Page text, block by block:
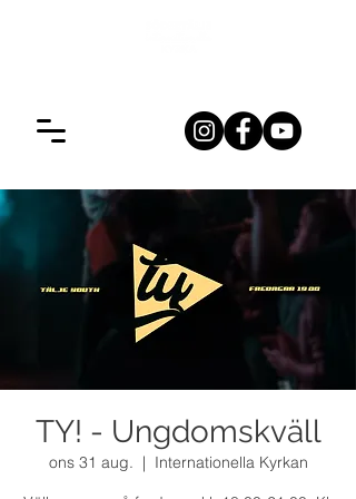
TY! - Ungdomskväll
ons 31 aug.
  |
Internationella Kyrkan